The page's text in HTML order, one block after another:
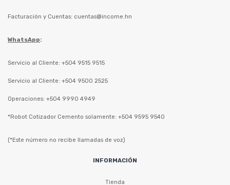
Facturación y Cuentas: cuentas@income.hn
WhatsApp:
Servicio al Cliente: +504 9515 9515
Servicio al Cliente: +504 9500 2525
Operaciones: +504 9990 4949
*Robot Cotizador Cemento solamente: +504 9595 9540
(*Este número no recibe llamadas de voz)
INFORMACIÓN
Tienda